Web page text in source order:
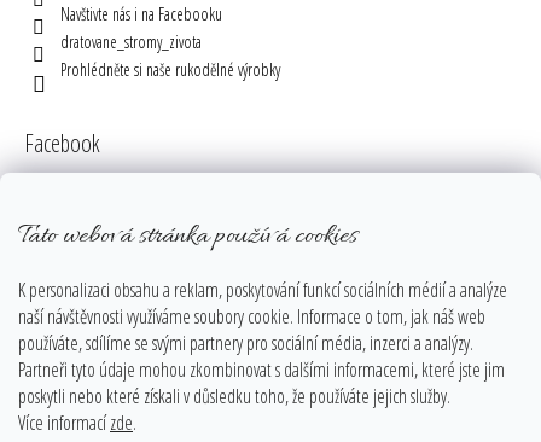
Tato webová stránka používá cookies
K personalizaci obsahu a reklam, poskytování funkcí sociálních médií a analýze
naší návštěvnosti využíváme soubory cookie. Informace o tom, jak náš web
používáte, sdílíme se svými partnery pro sociální média, inzerci a analýzy.
Partneři tyto údaje mohou zkombinovat s dalšími informacemi, které jste jim
poskytli nebo které získali v důsledku toho, že používáte jejich služby.
Více informacízde.
Navštivte nás i na Facebooku
dratovane_stromy_zivota
Prohlédněte si naše rukodělné výrobky
Facebook